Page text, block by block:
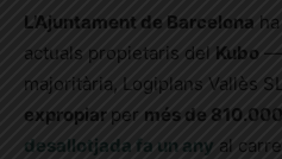
L’Ajuntament de Barcelona
actuals propietaris del
Kubo
majoritària, Logiplans Vallès
expropiar per més de
desallotjada fa un any al